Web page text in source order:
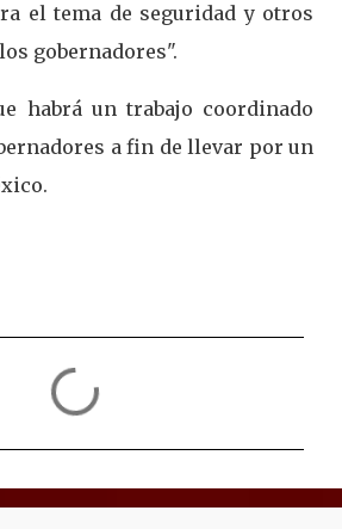
el tema de seguridad y otros
gobernadores".
habrá un trabajo coordinado
a fin de llevar por un